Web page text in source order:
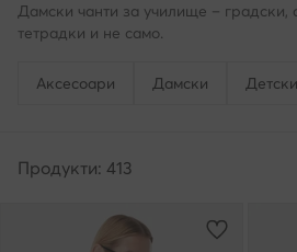
Дамски чанти за училище – градски,
тетрадки и не само.
Аксесоари Дамски Детски
Продукти: 413